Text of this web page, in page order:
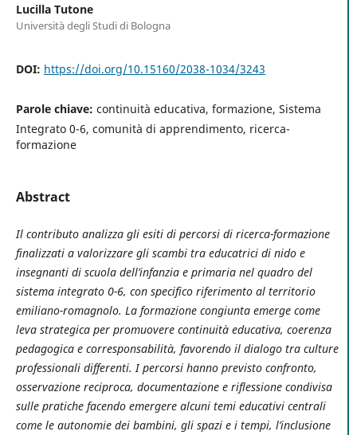
Lucilla Tutone
Università degli Studi di Bologna
DOI: https://doi.org/10.15160/2038-1034/3243
Parole chiave: continuità educativa, formazione, Sistema
Integrato 0-6, comunità di apprendimento, ricerca-
formazione
Abstract
Il contributo analizza gli esiti di percorsi di ricerca-formazione
finalizzati a valorizzare gli scambi tra educatrici di nido e
insegnanti di scuola dell’infanzia e primaria nel quadro del
sistema integrato 0-6, con specifico riferimento al territorio
emiliano-romagnolo. La formazione congiunta emerge come
leva strategica per promuovere continuità educativa, coerenza
pedagogica e corresponsabilità, favorendo il dialogo tra culture
professionali differenti. I percorsi hanno previsto confronto,
osservazione reciproca, documentazione e riflessione condivisa
sulle pratiche facendo emergere alcuni temi educativi centrali
come le autonomie dei bambini, gli spazi e i tempi, l’inclusione